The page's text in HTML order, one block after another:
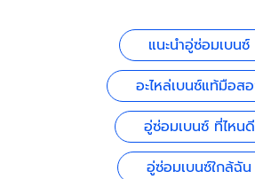
แนะนำอู่ซ่อมเบนซ์
อะไหล่เบนซ์แท้มือส
อู่ซ่อมเบนซ์ ที่ไหนดี
อู่ซ่อมเบนซ์ใกล้ฉัน